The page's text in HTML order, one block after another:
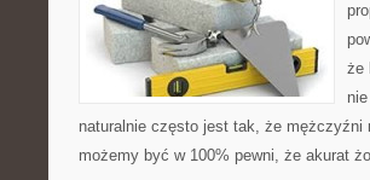
że
naturalnie często jest tak, że mężczyźni
możemy być w 100% pewni, że akurat